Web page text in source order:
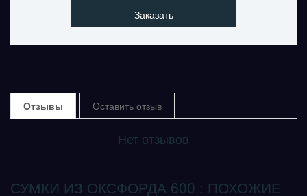
Заказать
Отзывы Оставить отзыв
Нет отзывов
СУМКИ ИЗ ОКСФОРДА 600 : ПОХОЖИЕ